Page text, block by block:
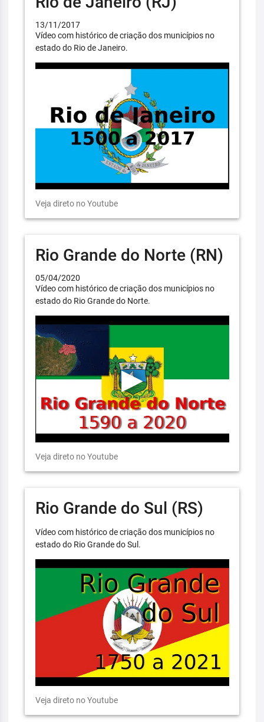
13/11/2017
Vídeo com histórico de criação dos municípios no
estado do Rio de Janeiro.
Veja direto no Youtube
Rio Grande do Norte (RN)
05/04/2020
Vídeo com histórico de criação dos municípios no
estado do Rio Grande do Norte.
Veja direto no Youtube
Rio Grande do Sul (RS)
Vídeo com histórico de criação dos municípios no
estado do Rio Grande do Sul.
Veja direto no Youtube